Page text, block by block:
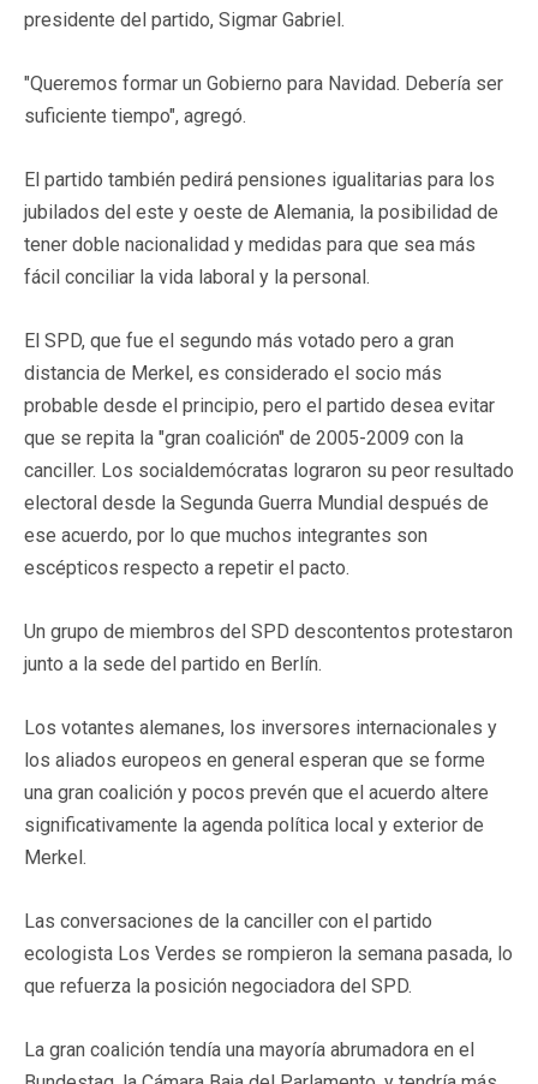
presidente del partido, Sigmar Gabriel.
"Queremos formar un Gobierno para Navidad. Debería ser
suficiente tiempo", agregó.
El partido también pedirá pensiones igualitarias para los
jubilados del este y oeste de Alemania, la posibilidad de
tener doble nacionalidad y medidas para que sea más
fácil conciliar la vida laboral y la personal.
El SPD, que fue el segundo más votado pero a gran
distancia de Merkel, es considerado el socio más
probable desde el principio, pero el partido desea evitar
que se repita la "gran coalición" de 2005-2009 con la
canciller. Los socialdemócratas lograron su peor resultado
electoral desde la Segunda Guerra Mundial después de
ese acuerdo, por lo que muchos integrantes son
escépticos respecto a repetir el pacto.
Un grupo de miembros del SPD descontentos protestaron
junto a la sede del partido en Berlín.
Los votantes alemanes, los inversores internacionales y
los aliados europeos en general esperan que se forme
una gran coalición y pocos prevén que el acuerdo altere
significativamente la agenda política local y exterior de
Merkel.
Las conversaciones de la canciller con el partido
ecologista Los Verdes se rompieron la semana pasada, lo
que refuerza la posición negociadora del SPD.
La gran coalición tendía una mayoría abrumadora en el